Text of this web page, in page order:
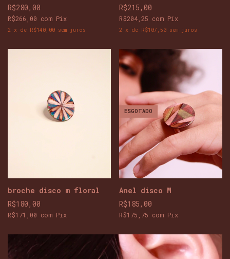
R$280,00
R$266,00 com Pix
2 x de R$140,00 sem juros
R$215,00
R$204,25 com Pix
2 x de R$107,50 sem juros
broche disco m floral
R$180,00
R$171,00 com Pix
ESGOTADO
Anel disco M
R$185,00
R$175,75 com Pix